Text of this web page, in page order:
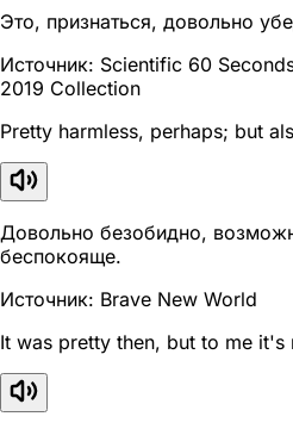
Это, признаться, довольно
Источник: Scientific 60
2019 Collection
Pretty harmless, perhaps; but
Довольно безобидно,
беспокояще.
Источник: Brave New World
It was pretty then, but to me it's